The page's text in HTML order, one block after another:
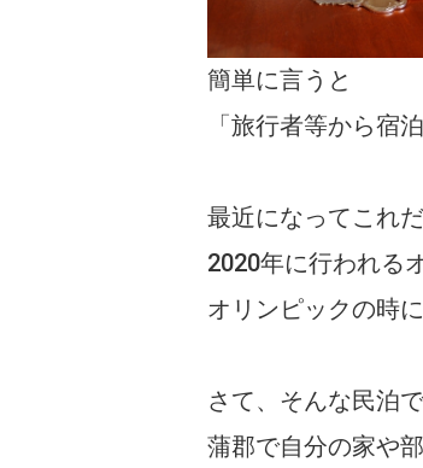
簡単に言うと
「旅行者等から宿
最近になってこれ
2020年に行われる
オリンピックの時
さて、そんな民泊
蒲郡で自分の家や